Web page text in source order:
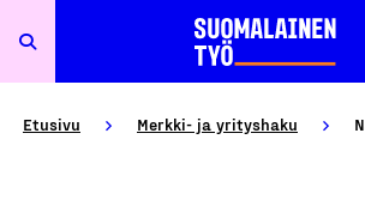
Etusivu Merkki- ja yrityshaku